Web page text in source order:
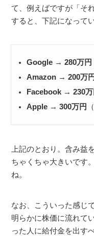
て、例えばですが「そ
すると、下記になって
Google → 280万円
Amazon → 200万円
Facebook → 230万
Apple → 300万円
上記のとおり。含み益
ちゃくちゃ大きいです
ね。
なお、こういった感じ
明らかに株価に流れて
った人に給付金を出す